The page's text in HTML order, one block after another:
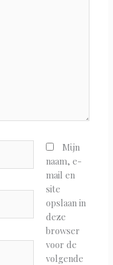
Mijn
naam, e-
mail en
site
opslaan in
deze
browser
voor de
volgende